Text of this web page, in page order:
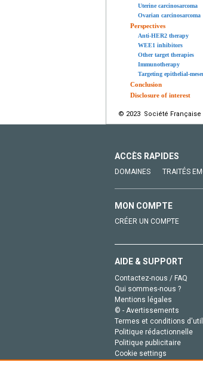
Uterine carcinosarcoma
Ovarian carcinosarcoma
Perspectives
Anti-HER2 therapy
WEE1 inhibitors
Other target therapies
Immunotherapy
Targeting epithelial-
Conclusion
Disclosure of interest
© 2023 Société Française
ACCÈS RAPIDES
DOMAINES TRAITÉS
MON COMPTE
CRÉER UN COMPTE
AIDE & SUPPORT
Contactez-nous / FAQ
Qui sommes-nous ?
Mentions légales
© - Avertissements
Termes et conditions
Politique rédactionnelle
Politique publicitaire
Cookie settings